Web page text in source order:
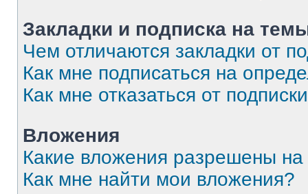
Закладки и подписка на
Чем отличаются закладки от
Как мне подписаться на
Как мне отказаться от
Вложения
Какие вложения разрешены
Как мне найти мои вложения?